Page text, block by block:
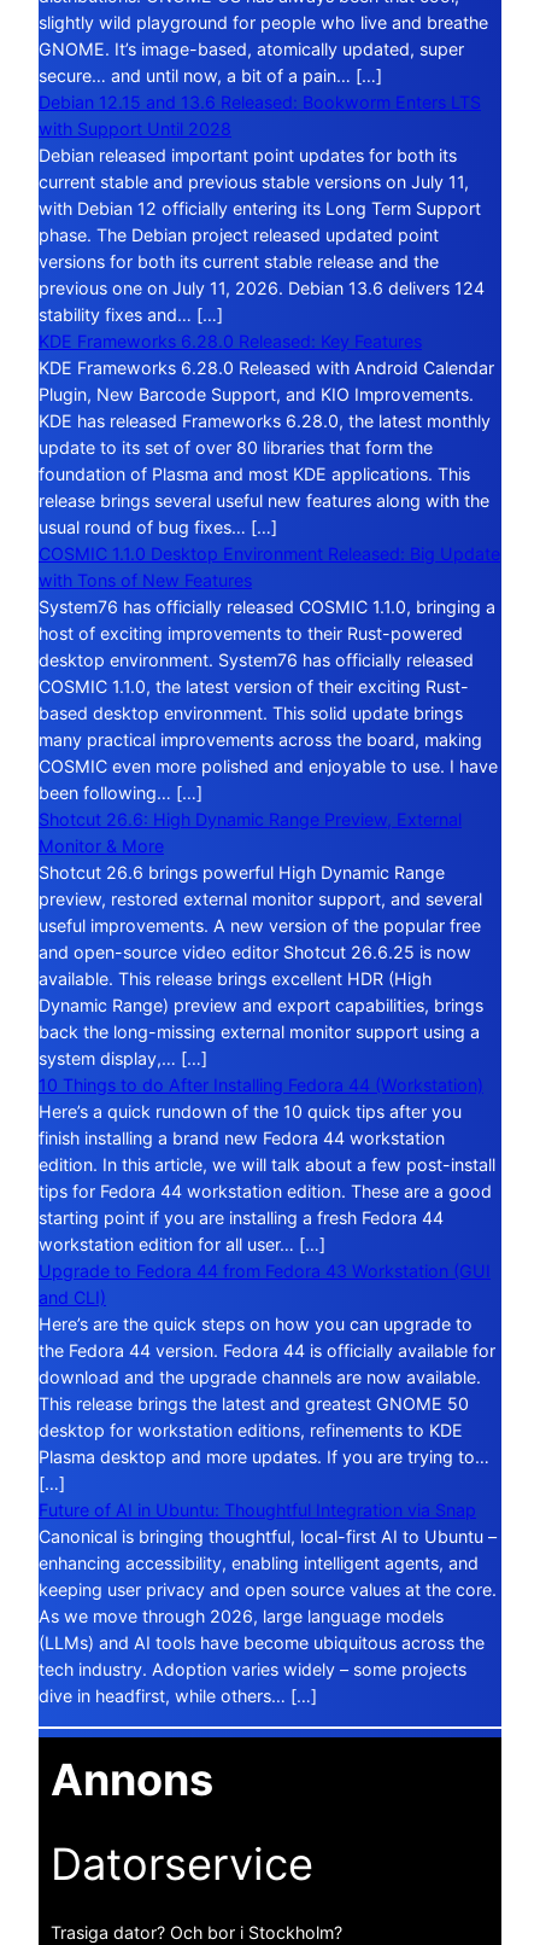
slightly wild playground for people who live and breathe
GNOME. It’s image-based, atomically updated, super
secure… and until now, a bit of a pain… […]
Debian 12.15 and 13.6 Released: Bookworm Enters LTS
with Support Until 2028
Debian released important point updates for both its
current stable and previous stable versions on July 11,
with Debian 12 officially entering its Long Term Support
phase. The Debian project released updated point
versions for both its current stable release and the
previous one on July 11, 2026. Debian 13.6 delivers 124
stability fixes and… […]
KDE Frameworks 6.28.0 Released: Key Features
KDE Frameworks 6.28.0 Released with Android Calendar
Plugin, New Barcode Support, and KIO Improvements.
KDE has released Frameworks 6.28.0, the latest monthly
update to its set of over 80 libraries that form the
foundation of Plasma and most KDE applications. This
release brings several useful new features along with the
usual round of bug fixes… […]
COSMIC 1.1.0 Desktop Environment Released: Big Update
with Tons of New Features
System76 has officially released COSMIC 1.1.0, bringing a
host of exciting improvements to their Rust-powered
desktop environment. System76 has officially released
COSMIC 1.1.0, the latest version of their exciting Rust-
based desktop environment. This solid update brings
many practical improvements across the board, making
COSMIC even more polished and enjoyable to use. I have
been following… […]
Shotcut 26.6: High Dynamic Range Preview, External
Monitor & More
Shotcut 26.6 brings powerful High Dynamic Range
preview, restored external monitor support, and several
useful improvements. A new version of the popular free
and open-source video editor Shotcut 26.6.25 is now
available. This release brings excellent HDR (High
Dynamic Range) preview and export capabilities, brings
back the long-missing external monitor support using a
system display,… […]
10 Things to do After Installing Fedora 44 (Workstation)
Here’s a quick rundown of the 10 quick tips after you
finish installing a brand new Fedora 44 workstation
edition. In this article, we will talk about a few post-install
tips for Fedora 44 workstation edition. These are a good
starting point if you are installing a fresh Fedora 44
workstation edition for all user… […]
Upgrade to Fedora 44 from Fedora 43 Workstation (GUI
and CLI)
Here’s are the quick steps on how you can upgrade to
the Fedora 44 version. Fedora 44 is officially available for
download and the upgrade channels are now available.
This release brings the latest and greatest GNOME 50
desktop for workstation editions, refinements to KDE
Plasma desktop and more updates. If you are trying to…
[…]
Future of AI in Ubuntu: Thoughtful Integration via Snap
Canonical is bringing thoughtful, local-first AI to Ubuntu –
enhancing accessibility, enabling intelligent agents, and
keeping user privacy and open source values at the core.
As we move through 2026, large language models
(LLMs) and AI tools have become ubiquitous across the
tech industry. Adoption varies widely – some projects
dive in headfirst, while others… […]
Annons
Datorservice
Trasiga dator? Och bor i Stockholm?